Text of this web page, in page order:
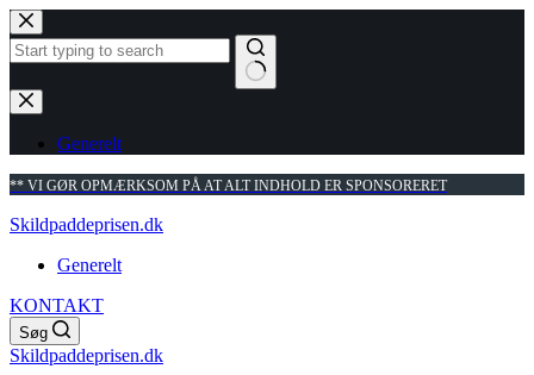
Fortsæt
til
indhold
Ingen
resultater
Generelt
** VI GØR OPMÆRKSOM PÅ AT ALT INDHOLD ER SPONSORERET
Skildpaddeprisen.dk
Generelt
KONTAKT
Søg
Skildpaddeprisen.dk